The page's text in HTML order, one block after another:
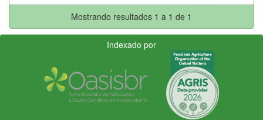
Mostrando resultados 1 a 1 de 1
Indexado por